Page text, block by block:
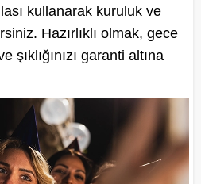
kullanarak kuruluk ve
Hazırlıklı olmak, gece
garanti altına